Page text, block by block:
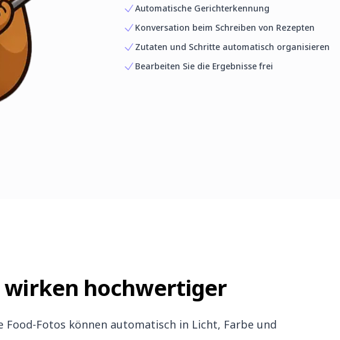
Automatische Gerichterkennung
Konversation beim Schreiben von Rezepten
Zutaten und Schritte automatisch organisieren
Bearbeiten Sie die Ergebnisse frei
hochwertiger
Food-Fotos können automatisch in Licht, Farbe und